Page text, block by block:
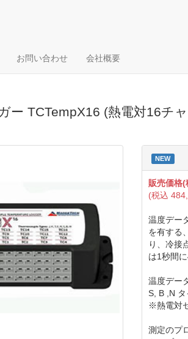
お問い合わせ 会社概要
ー TCTempX16 (熱電対16チ
NEW
販売価格
(税込
温度デー
を有する
り、冷接
は1秒間
温度デー
S, B ,N タ
※熱電対
測定のプ